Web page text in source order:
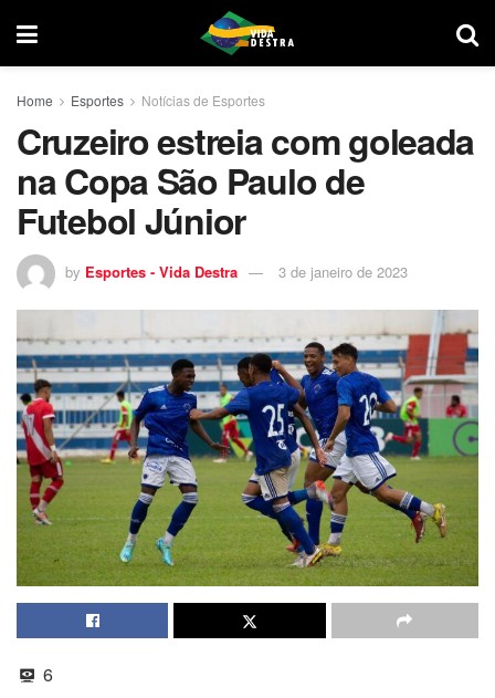
Home Esportes Notícias de Esportes
Cruzeiro estreia com goleada
na Copa São Paulo de
Futebol Júnior
by Esportes - Vida Destra 3 de janeiro de 2023
6